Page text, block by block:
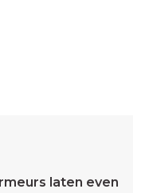
laten even